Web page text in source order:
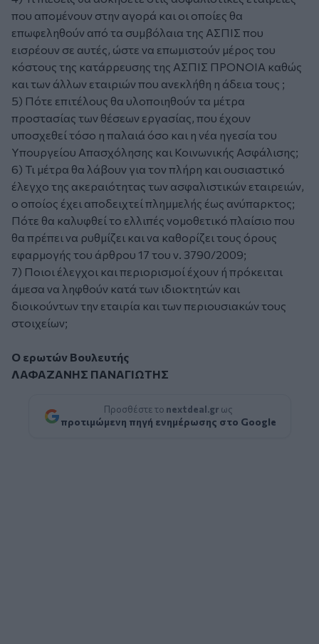
που απομένουν στην αγορά και οι οποίες θα
επωφεληθούν από τα συμβόλαια της ΑΣΠΙΣ που
εισρέουν σε αυτές, ώστε να επωμιστούν μέρος του
κόστους της κατάρρευσης της ΑΣΠΙΣ ΠΡΟΝΟΙΑ καθώς
και των άλλων εταιριών που ανεκλήθη η άδεια τους ;
5) Πότε επιτέλους θα υλοποιηθούν τα μέτρα
προστασίας των θέσεων εργασίας, που έχουν
υποσχεθεί τόσο η παλαιά όσο και η νέα ηγεσία του
Υπουργείου Απασχόλησης και Κοινωνικής Ασφάλισης;
6) Τι μέτρα θα λάβουν για τον πλήρη και ουσιαστικό
έλεγχο της ακεραιότητας των ασφαλιστικών εταιρειών,
ο οποίος έχει αποδειχτεί πλημμελής έως ανύπαρκτος;
Πότε θα καλυφθεί το ελλιπές νομοθετικό πλαίσιο που
θα πρέπει να ρυθμίζει και να καθορίζει τους όρους
εφαρμογής του άρθρου 17 του ν. 3790/2009;
7) Ποιοι έλεγχοι και περιορισμοί έχουν ή πρόκειται
άμεσα να ληφθούν κατά των ιδιοκτητών και
διοικούντων την εταιρία και των περιουσιακών τους
στοιχείων;
Ο ερωτών Βουλευτής
ΛΑΦΑΖΑΝΗΣ ΠΑΝΑΓΙΩΤΗΣ
Προσθέστε το nextdeal.gr ως
προτιμώμενη πηγή ενημέρωσης στο Google